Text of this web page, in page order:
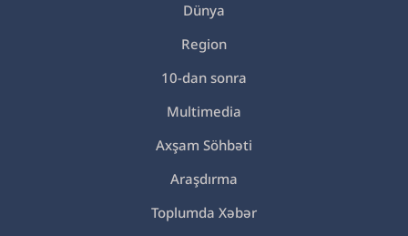
Dünya
Region
10-dan sonra
Multimedia
Axşam Söhbəti
Araşdırma
Toplumda Xəbər